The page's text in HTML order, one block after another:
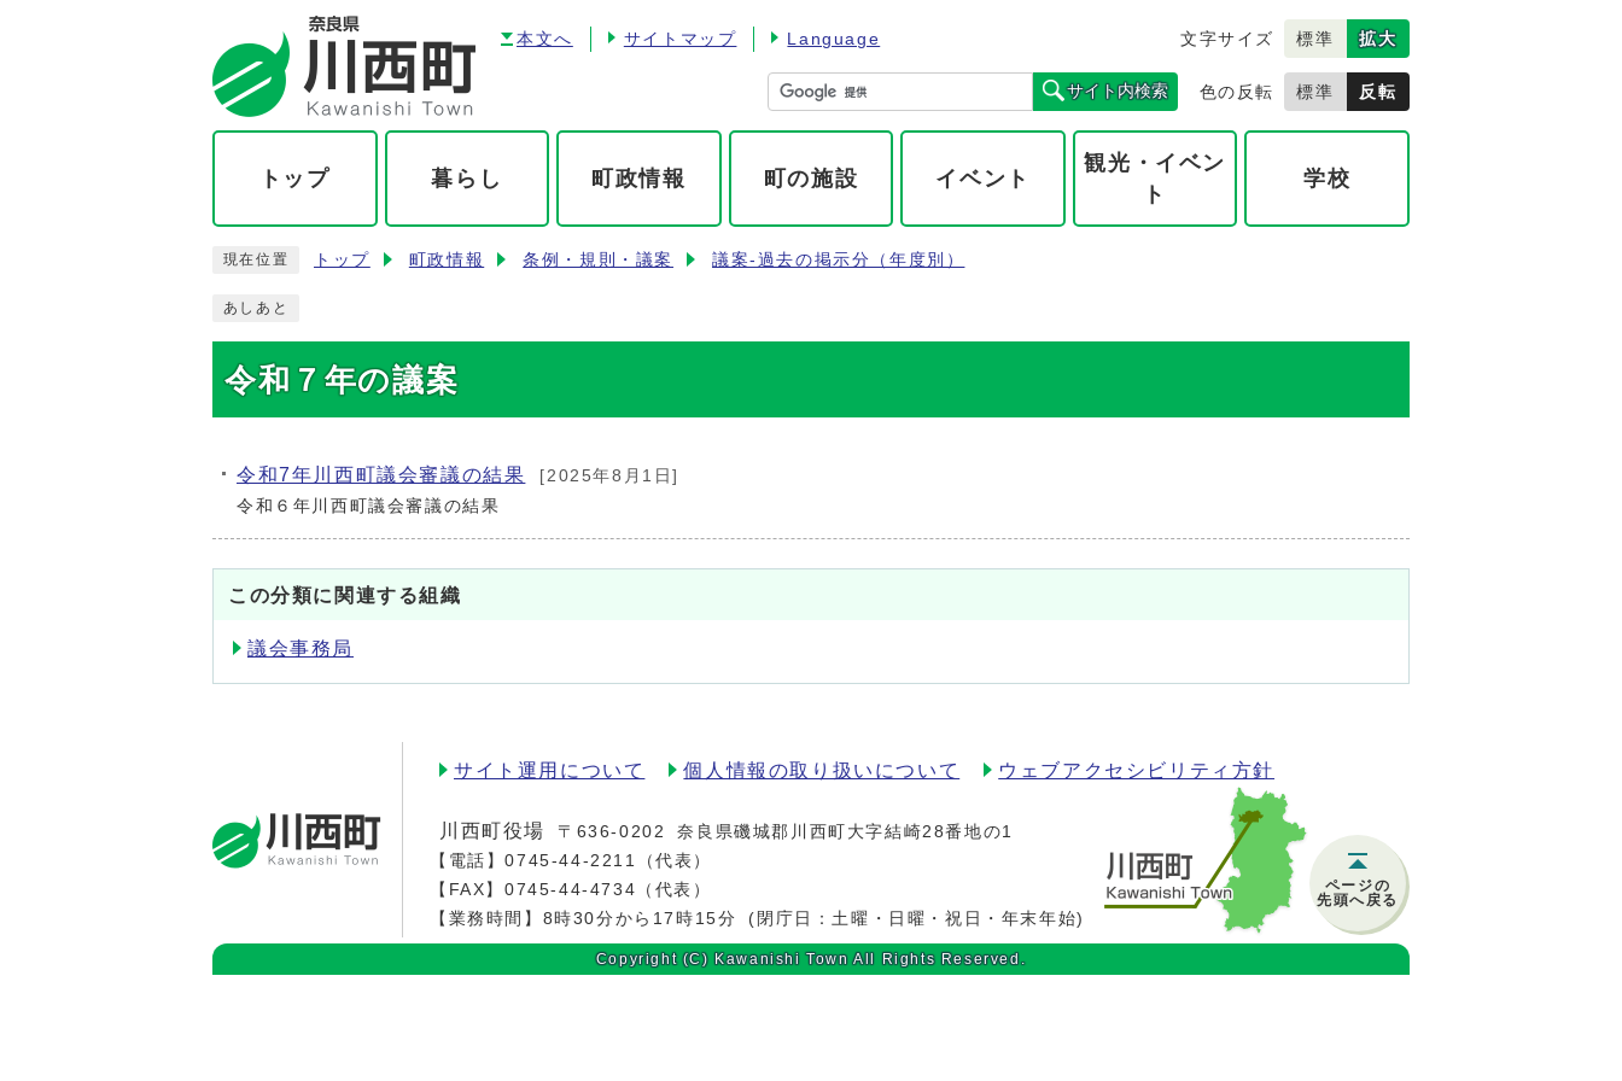
本文へ サイトマップ Language 文字サイズ 標準 拡大
サイト内検索 色の反転 標準 反転
トップ 暮らし 町政情報 町の施設 イベント
観光・イベン
ト
学校
現在位置 トップ 町政情報 条例・規則・議案 議案-過去の掲示分（年度別）
あしあと
令和７年の議案
令和7年川西町議会審議の結果
[2025年8月1日]
令和６年川西町議会審議の結果
この分類に関連する組織
議会事務局
ページの
先頭へ戻る
サイト運用について 個人情報の取り扱いについて ウェブアクセシビリティ方針
川西町役場 〒636-0202
奈良県磯城郡川西町大字結崎28番地の1
【電話】0745-44-2211
（代表）
【FAX】0745-44-4734（代表）
【業務時間】8時30分から17時15分
(閉庁日：土曜・日曜・祝日・年末年始)
Copyright (C) Kawanishi Town All Rights Reserved.